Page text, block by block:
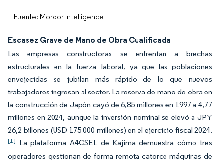
Fuente: Mordor Intelligence
Escasez Grave de Mano de Obra Cualificada
Las empresas constructoras se enfrentan a brechas
estructurales en la fuerza laboral, ya que las poblaciones
envejecidas se jubilan más rápido de lo que nuevos
trabajadores ingresan al sector. La reserva de mano de obra en
la construcción de Japón cayó de 6,85 millones en 1997 a 4,77
millones en 2024, aunque la inversión nominal se elevó a JPY
26,2 billones (USD 175.000 millones) en el ejercicio fiscal 2024.
[1] La plataforma A4CSEL de Kajima demuestra cómo tres
operadores gestionan de forma remota catorce máquinas de